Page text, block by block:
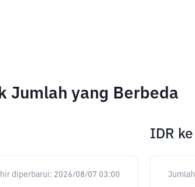
Jumlah yang Berbeda
diperbarui: 2026/08/07 03:00
IDR ke
Jumlah